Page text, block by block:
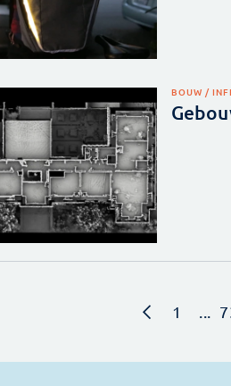
BOUW /
1